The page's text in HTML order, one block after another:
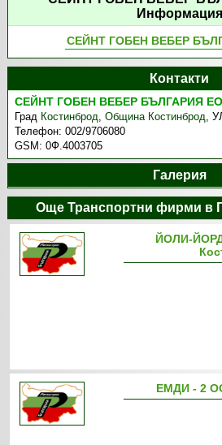
Информация
СЕЙНТ ГОБЕН ВЕБЕР
Контакти
СЕЙНТ ГОБЕН ВЕБЕР БЪЛГАРИЯ
Град Костинброд,Община Костинброд,
Телефон:002/9706080
GSM:0Ф.4003705
Галерия
Още Транспортни фирми в
ЙОЛИ-
ЕМДИ - 2